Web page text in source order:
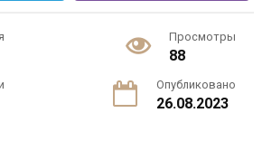
Просмотры
88
Опубликовано
26.08.2023